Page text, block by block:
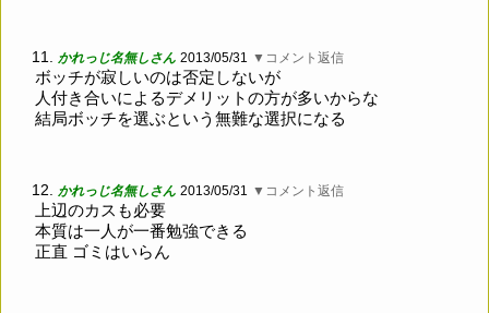
11. かれっじ名無しさん 2013/05/31 ▼コメント返信
ボッチが寂しいのは否定しないが
人付き合いによるデメリットの方が多いからな
結局ボッチを選ぶという無難な選択になる
12. かれっじ名無しさん 2013/05/31 ▼コメント返信
上辺のカスも必要
本質は一人が一番勉強できる
正直 ゴミはいらん